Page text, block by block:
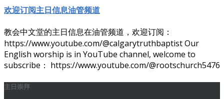
欢迎订阅主日信息油管频道
教会中文堂的主日信息在油管频道，欢迎订阅：
https://www.youtube.com/@calgarytruthbaptist Our
English worship is in YouTube channel, welcome to
subscribe： https://www.youtube.com/@rootschurch5476
主日崇拜